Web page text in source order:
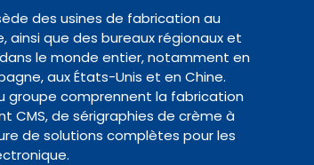
des usines de fabrication au
ainsi que des bureaux régionaux et
le monde entier, notamment en
aux États-Unis et en Chine.
groupe comprennent la fabrication
CMS, de sérigraphies de crème à
de solutions complètes pour les